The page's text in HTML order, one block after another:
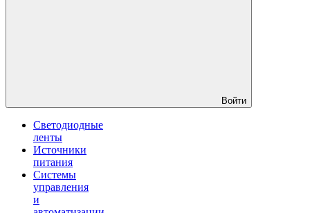
Войти
Светодиодные
ленты
Источники
питания
Системы
управления
и